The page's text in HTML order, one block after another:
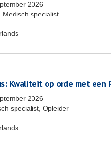
2026
Medisch specialist
Kwaliteit op orde met een
2026
specialist, Opleider